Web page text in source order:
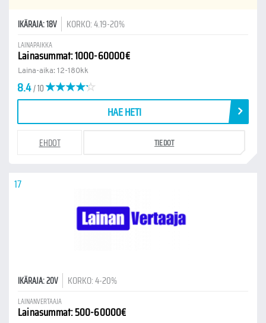
IKÄRAJA: 18V KORKO: 4.19-20%
LAINAPAIKKA
Lainasummat: 1000-60000€
Laina-aika: 12-180kk
8.4/ 10
HAE HETI
EHDOT TIEDOT
17
IKÄRAJA: 20V KORKO: 4-20%
LAINANVERTAAJA
Lainasummat: 500-60000€